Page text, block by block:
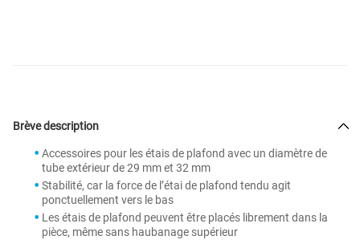
Brève description
Accessoires pour les étais de plafond avec un diamètre de
tube extérieur de 29 mm et 32 mm
Stabilité, car la force de l’étai de plafond tendu agit
ponctuellement vers le bas
Les étais de plafond peuvent être placés librement dans la
pièce, même sans haubanage supérieur